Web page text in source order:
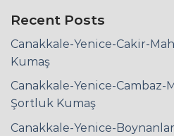
Recent Posts
Canakkale-Yenice-Cakir-
Kumaş
Canakkale-Yenice-Cambaz-
Şortluk Kumaş
Canakkale-Yenice-